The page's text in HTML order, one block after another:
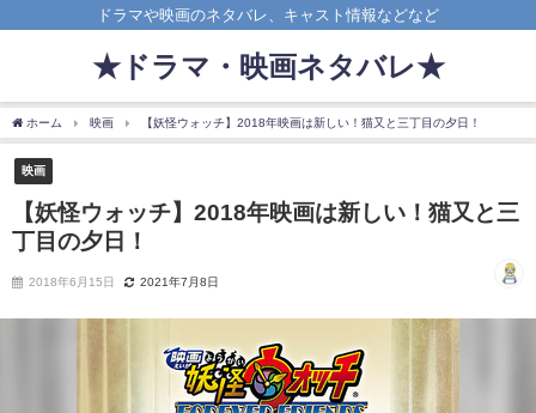
ドラマや映画のネタバレ、キャスト情報などなど
★ドラマ・映画ネタバレ★
ホーム 映画 【妖怪ウォッチ】2018年映画は新しい！猫又と三丁目の夕日！
映画
【妖怪ウォッチ】2018年映画は新しい！猫又と三
丁目の夕日！
2018年6月15日 2021年7月8日